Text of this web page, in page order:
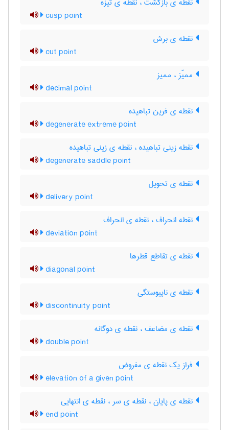
cusp point
نقطه ی برش
cut point
ممیّز ، ممیز
decimal point
نقطه ی فرین تباهیده
degenerate extreme point
نقطه زینی تباهیده ، نقطه ی زینی تباهیده
degenerate saddle point
نقطه ی تحویل
delivery point
نقطه انحراف ، نقطه ی انحراف
deviation point
نقطه ی تقاطع قطرها
diagonal point
نقطه ی ناپیوستگی
discontinuity point
نقطه ی مضاعف ، نقطه ی دوگانه
double point
فراز یک نقطه ی مفروض
elevation of a given point
نقطه ی پایان ، نقطه ی سر ، نقطه ی انتهایی
end point